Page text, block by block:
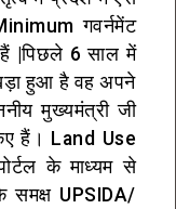
गवर्नमेंट
|पिछले 6 साल में
हुआ है वह अपने
मुख्यमंत्री जी
हैं। Land Use
के माध्यम से
समक्ष UPSIDA/